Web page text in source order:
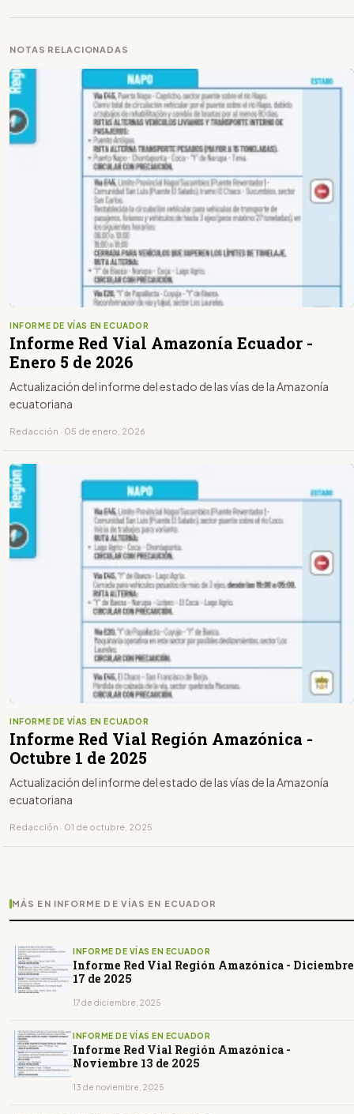
NOTAS RELACIONADAS
INFORME DE VÍAS EN ECUADOR
Informe Red Vial Amazonía Ecuador -
Enero 5 de 2026
Actualización del informe del estado de las vías de la Amazonía
ecuatoriana
Redacción · 05 de enero, 2026
INFORME DE VÍAS EN ECUADOR
Informe Red Vial Región Amazónica -
Octubre 1 de 2025
Actualización del informe del estado de las vías de la Amazonía
ecuatoriana
Redacción · 01 de octubre, 2025
MÁS EN INFORME DE VÍAS EN ECUADOR
INFORME DE VÍAS EN ECUADOR
Informe Red Vial Región Amazónica - Diciembre
17 de 2025
17 de diciembre, 2025
INFORME DE VÍAS EN ECUADOR
Informe Red Vial Región Amazónica -
Noviembre 13 de 2025
13 de noviembre, 2025